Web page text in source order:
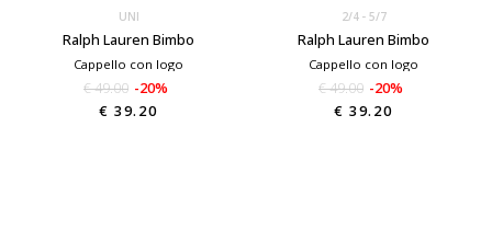
UNI
Ralph Lauren Bimbo
Cappello con logo
€ 49.00 -20%
€ 39.20
2/4 5/7
Ralph Lauren Bimbo
Cappello con logo
€ 49.00 -20%
€ 39.20